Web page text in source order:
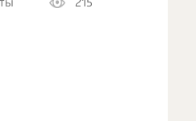
215